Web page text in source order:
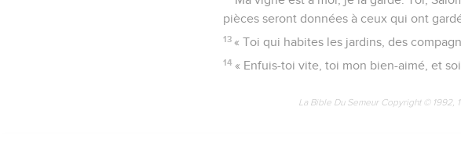
pièces seront données à ceux qui ont
13 « Toi qui habites les jardins, des
14 « Enfuis-toi vite, toi mon bien-aimé, et
La Bible Du Semeur Copyright ©